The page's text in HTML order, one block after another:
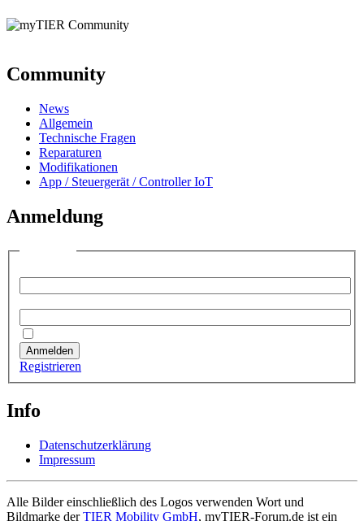
Community
News
Allgemein
Technische Fragen
Reparaturen
Modifikationen
App / Steuergerät / Controller IoT
Anmeldung
Anmelden
Registrieren
Info
Datenschutzerklärung
Impressum
Alle Bilder einschließlich des Logos verwenden Wort und
Bildmarke derTIER Mobility GmbH, myTIER-Forum.de ist ein